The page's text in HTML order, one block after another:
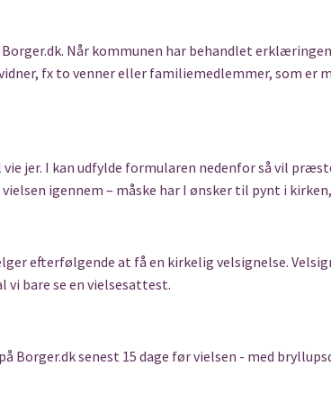
Når kommunen har behandlet
fx to venner eller familiemedlemmer, som er
jer. I kan udfylde formularen nedenfor så vil
igennem – måske har I ønsker til pynt i kirken,
efterfølgende at få en kirkelig velsignelse.
bare se en vielsesattest.
Borger.dk senest 15 dage før vielsen - med